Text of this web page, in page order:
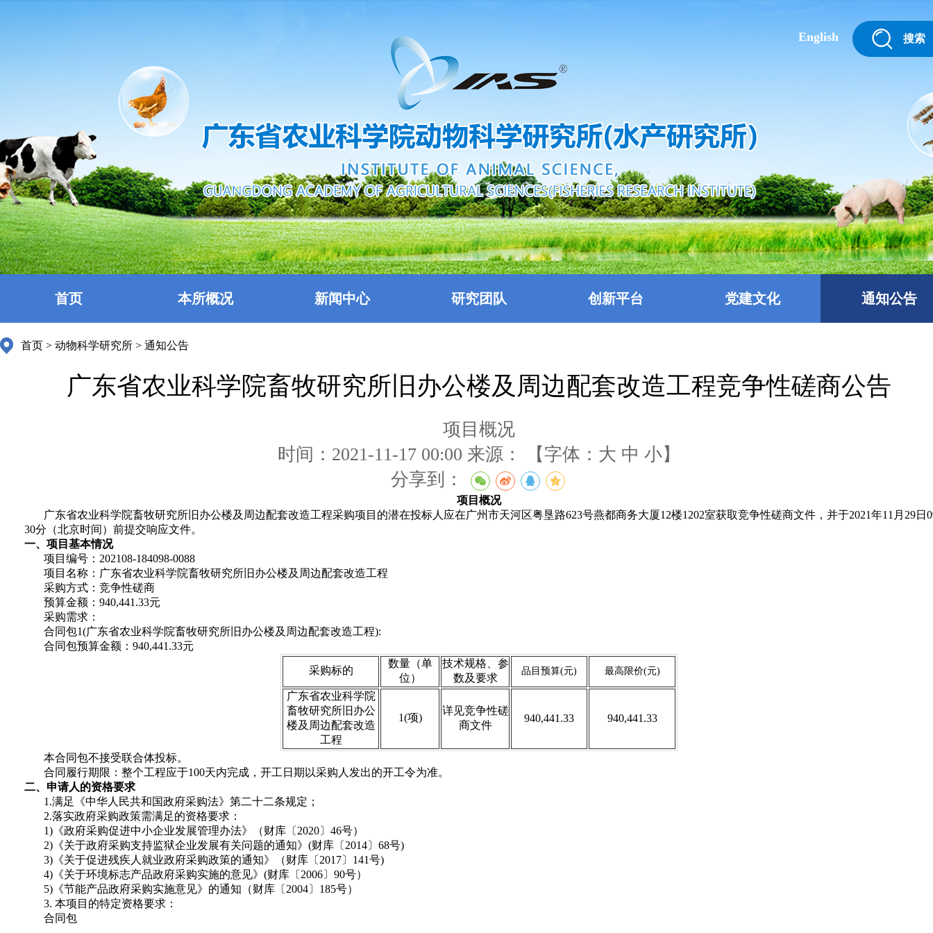
English 搜索
首页 本所概况 新闻中心 研究团队 创新平台 党建文化 通知公告
首页 > 动物科学研究所 > 通知公告
广东省农业科学院畜牧研究所旧办公楼及周边配套改造工程竞争性磋商公告
项目概况
时间：2021-11-17 00:00 来源： 【字体： 大 中 小】
分享到：
项目概况
广东省农业科学院畜牧研究所旧办公楼及周边配套改造工程采购项目的潜在投标人应在广州市天河区粤垦路623号燕都商务大厦12楼1202室获取竞争性磋商文件，并于2021年11月29日
30分（北京时间）前提交响应文件。
一、项目基本情况
项目编号： 202108-184098-0088
项目名称：广东省农业科学院畜牧研究所旧办公楼及周边配套改造工程
采购方式：竞争性磋商
预算金额：940,441.33元
采购需求：
合同包1(广东省农业科学院畜牧研究所旧办公楼及周边配套改造工程):
合同包预算金额：940,441.33元
采购标的
数量（单
位）
技术规格、参
数及要求
品目预算(元) 最高限价(元)
广东省农业科学院
畜牧研究所旧办公
楼及周边配套改造
工程
1(项)
详见竞争性磋
商文件
940,441.33 940,441.33
本合同包不接受联合体投标。
合同履行期限：整个工程应于100天内完成，开工日期以采购人发出的开工令为准。
二、申请人的资格要求
1.满足《中华人民共和国政府采购法》第二十二条规定；
2.落实政府采购政策需满足的资格要求：
1)《政府采购促进中小企业发展管理办法》（财库〔2020〕46号）
2)《关于政府采购支持监狱企业发展有关问题的通知》(财库〔2014〕68号)
3)《关于促进残疾人就业政府采购政策的通知》（财库〔2017〕141号)
4)《关于环境标志产品政府采购实施的意见》(财库〔2006〕90号）
5)《节能产品政府采购实施意见》的通知（财库〔2004〕185号）
3. 本项目的特定资格要求：
合同包